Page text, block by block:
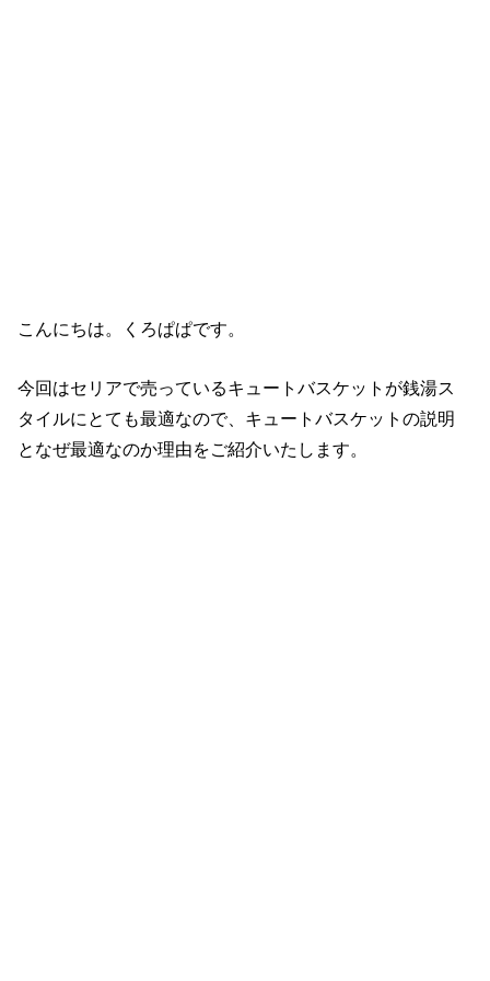
こんにちは。くろぱぱです。
今回はセリアで売っているキュートバスケットが銭湯ス
タイルにとても最適なので、キュートバスケットの説明
となぜ最適なのか理由をご紹介いたします。